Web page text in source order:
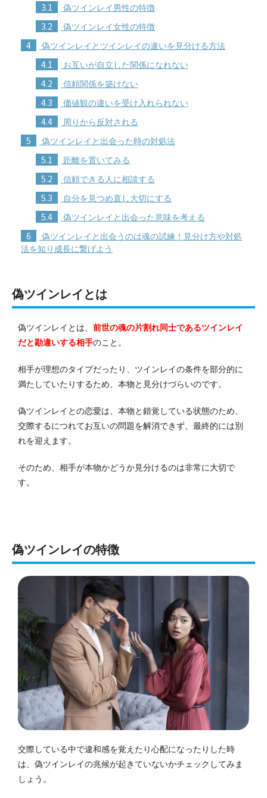
3.1 偽ツインレイ男性の特徴
3.2 偽ツインレイ女性の特徴
4 偽ツインレイとツインレイの違いを見分ける方法
4.1 お互いが自立した関係になれない
4.2 信頼関係を築けない
4.3 価値観の違いを受け入れられない
4.4 周りから反対される
5 偽ツインレイと出会った時の対処法
5.1 距離を置いてみる
5.2 信頼できる人に相談する
5.3 自分を見つめ直し大切にする
5.4 偽ツインレイと出会った意味を考える
6
偽ツインレイと出会うのは魂の試練！見分け方や対処
法を知り成長に繋げよう
偽ツインレイとは
偽ツインレイとは、 前世の魂の片割れ同士であるツインレイ
だと勘違いする相手のこと。
相手が理想のタイプだったり、ツインレイの条件を部分的に
満たしていたりするため、本物と見分けづらいのです。
偽ツインレイとの恋愛は、本物と錯覚している状態のため、
交際するにつれてお互いの問題を解消できず、最終的には別
れを迎えます。
そのため、相手が本物かどうか見分けるのは非常に大切で
す。
偽ツインレイの特徴
交際している中で違和感を覚えたり心配になったりした時
は、偽ツインレイの兆候が起きていないかチェックしてみま
しょう。